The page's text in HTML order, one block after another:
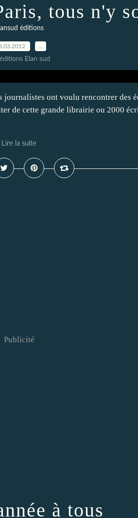
tous n'y
éditions
Elan sud
journalistes ont voulu rencontrer des
de cette grande librairie ou 2000
Lire la suite
Publicité
à tous